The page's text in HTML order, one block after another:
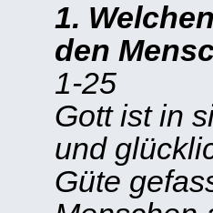
1.
den
1-25
Gott ist in
und
Güte